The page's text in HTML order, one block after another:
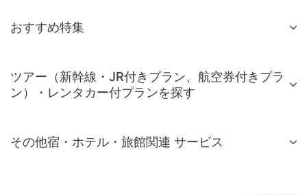
おすすめ特集
ツアー（新幹線・JR付きプラン、航空券付きプラ
ン）・レンタカー付プランを探す
その他宿・ホテル・旅館関連 サービス